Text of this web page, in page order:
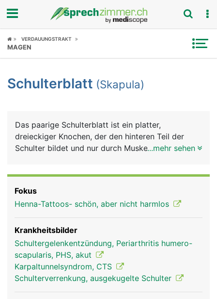
Fokus
Symptome
News
Rubriken
VERDAUUNGSTRAKT
MAGEN
Schulterblatt (Skapula)
Das paarige Schulterblatt ist ein platter,
dreieckiger Knochen, der den hinteren Teil der
Schulter bildet und nur durch Muskeln mit der
Oberarmknochens bewegt. Auch das Schlüsselbein
ist seitlich mit dem Schulterblatt gelenkig
verbunden. Über die Schulterblätter sind die Arme
mit dem Rumpf verbunden. Ausserdem dient es als
Befestigungsanker für die Rückenmuskulatur
...mehr sehen
Fokus
Henna-Tattoos- schön, aber nicht harmlos
Krankheitsbilder
Schultergelenkentzündung, Periarthritis humero-
scapularis, PHS, akut
Karpaltunnelsyndrom, CTS
Schulterverrenkung, ausgekugelte Schulter